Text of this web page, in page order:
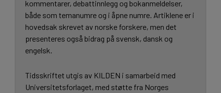
kommentarer, debattinnlegg og bokanmeldelser,
både som temanumre og i åpne numre. Artiklene er i
hovedsak skrevet av norske forskere, men det
presenteres også bidrag på svensk, dansk og
engelsk.
Tidsskriftet utgis av KILDEN i samarbeid med
Universitetsforlaget, med støtte fra Norges